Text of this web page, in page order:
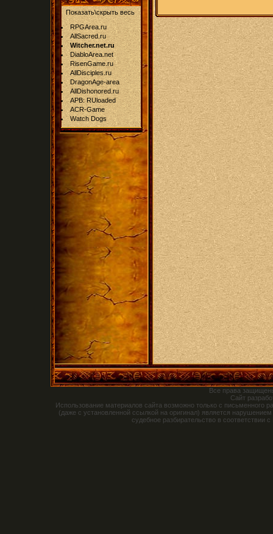
Показать\скрыть весь
RPGArea.ru
AllSacred.ru
Witcher.net.ru
DiabloArea.net
RisenGame.ru
AllDisciples.ru
DragonAge-area
AllDishonored.ru
APB: RUloaded
ACR-Game
Watch Dogs
Все права
Сайт
Использование материалов сайта возможно только с письменного
(даже с установленной ссылкой на оригинал) является
судебное разбирательство в